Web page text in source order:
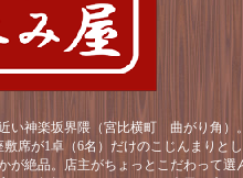
い神楽坂界隈（宮比横町 曲がり角）
敷席が1卓（6名）だけのこじんまりと
が絶品。店主がちょっとこだわって